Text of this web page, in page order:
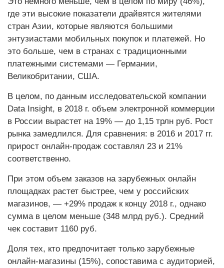
где эти высокие показатели драйвятся жителями
стран Азии, которые являются большими
энтузиастами мобильных покупок и платежей. Но
это больше, чем в странах с традиционными
платежными системами — Германии,
Великобритании, США.
В целом, по данным исследовательской компании
Data Insight, в 2018 г. объем электронной коммерции
в России вырастет на 19% — до 1,15 трлн руб. Рост
рынка замедлился. Для сравнения: в 2016 и 2017 гг.
прирост онлайн-продаж составлял 23 и 21%
соответственно.
При этом объем заказов на зарубежных онлайн
площадках растет быстрее, чем у российских
магазинов, — +29% продаж к концу 2018 г., однако
сумма в целом меньше (348 млрд руб.). Средний
чек составит 1160 руб.
Доля тех, кто предпочитает только зарубежные
онлайн-магазины (15%), сопоставима с аудиторией,